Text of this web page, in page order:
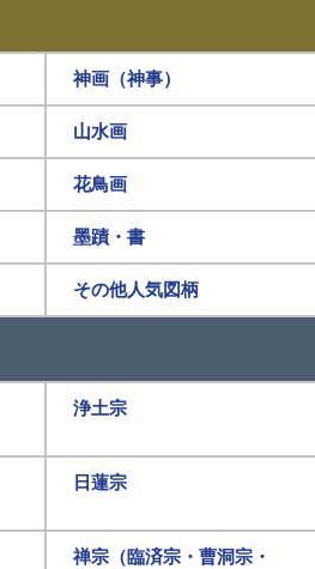
神画（神事）
山水画
花鳥画
墨蹟・書
その他人気図柄
浄土宗
日蓮宗
禅宗（臨済宗・曹洞宗・